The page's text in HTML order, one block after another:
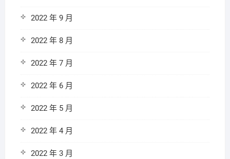
2022 年 9 月
2022 年 8 月
2022 年 7 月
2022 年 6 月
2022 年 5 月
2022 年 4 月
2022 年 3 月